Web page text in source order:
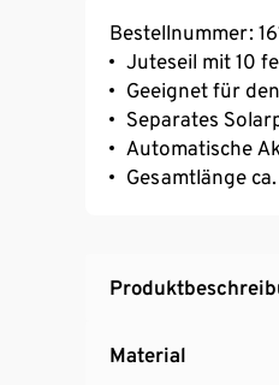
Bestellnummer:
Juteseil mit 10
Geeignet für
Separates
Automatische
Gesamtlänge
Material